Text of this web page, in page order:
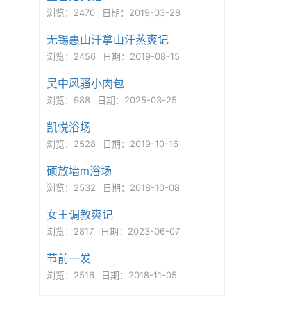
浏览：2470 日期：2019-03-28
无锡惠山汗拿山汗蒸爽记
浏览：2456 日期：2019-08-15
吴中风骚小肉包
浏览：988 日期：2025-03-25
凯悦浴场
浏览：2528 日期：2019-10-16
硕放墙m浴场
浏览：2532 日期：2018-10-08
女王调教爽记
浏览：2817 日期：2023-06-07
节前一发
浏览：2516 日期：2018-11-05